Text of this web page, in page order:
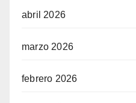
abril 2026
marzo 2026
febrero 2026